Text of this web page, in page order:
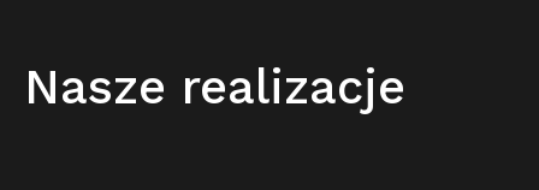
Nasze realizacje